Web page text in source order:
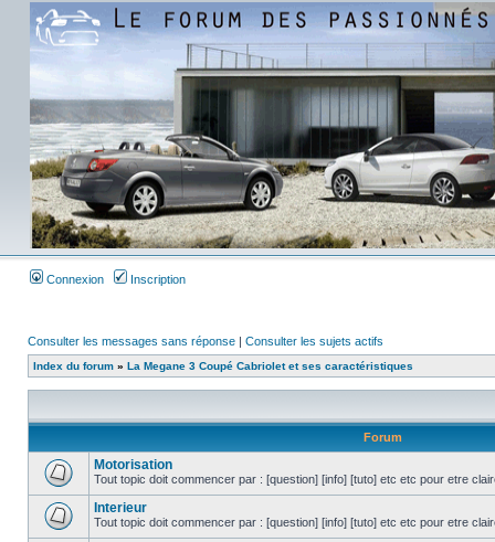
Connexion Inscription
Consulter les messages sans réponse | Consulter les sujets actifs
Index du forum » La Megane 3 Coupé Cabriolet et ses caractéristiques
Forum
Motorisation
Tout topic doit commencer par : [question] [info] [tuto] etc etc pour etre
Interieur
Tout topic doit commencer par : [question] [info] [tuto] etc etc pour etre